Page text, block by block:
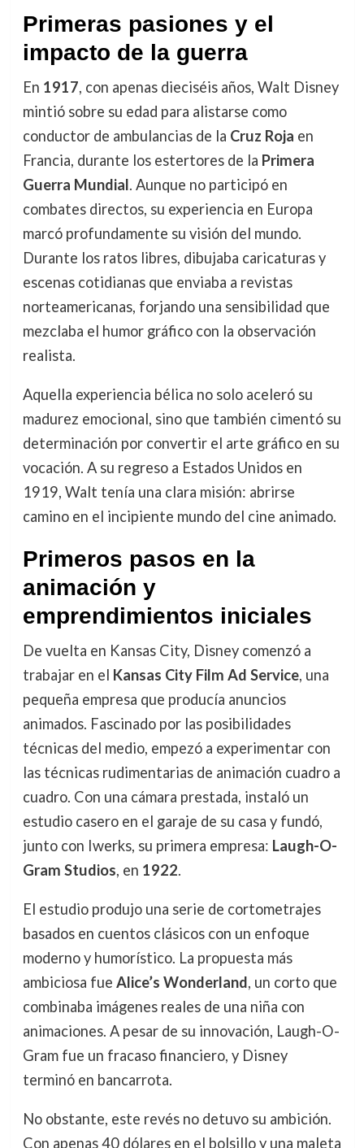
Primeras pasiones y el
impacto de la guerra
En 1917, con apenas dieciséis años, Walt Disney
mintió sobre su edad para alistarse como
conductor de ambulancias de la Cruz Roja en
Francia, durante los estertores de la Primera
Guerra Mundial. Aunque no participó en
combates directos, su experiencia en Europa
marcó profundamente su visión del mundo.
Durante los ratos libres, dibujaba caricaturas y
escenas cotidianas que enviaba a revistas
norteamericanas, forjando una sensibilidad que
mezclaba el humor gráfico con la observación
realista.
Aquella experiencia bélica no solo aceleró su
madurez emocional, sino que también cimentó su
determinación por convertir el arte gráfico en su
vocación. A su regreso a Estados Unidos en
1919, Walt tenía una clara misión: abrirse
camino en el incipiente mundo del cine animado.
Primeros pasos en la
animación y
emprendimientos iniciales
De vuelta en Kansas City, Disney comenzó a
trabajar en el Kansas City Film Ad Service, una
pequeña empresa que producía anuncios
animados. Fascinado por las posibilidades
técnicas del medio, empezó a experimentar con
las técnicas rudimentarias de animación cuadro a
cuadro. Con una cámara prestada, instaló un
estudio casero en el garaje de su casa y fundó,
junto con Iwerks, su primera empresa: Laugh-O-
Gram Studios, en 1922.
El estudio produjo una serie de cortometrajes
basados en cuentos clásicos con un enfoque
moderno y humorístico. La propuesta más
ambiciosa fue Alice’s Wonderland, un corto que
combinaba imágenes reales de una niña con
animaciones. A pesar de su innovación, Laugh-O-
Gram fue un fracaso financiero, y Disney
terminó en bancarrota.
No obstante, este revés no detuvo su ambición.
Con apenas 40 dólares en el bolsillo y una maleta